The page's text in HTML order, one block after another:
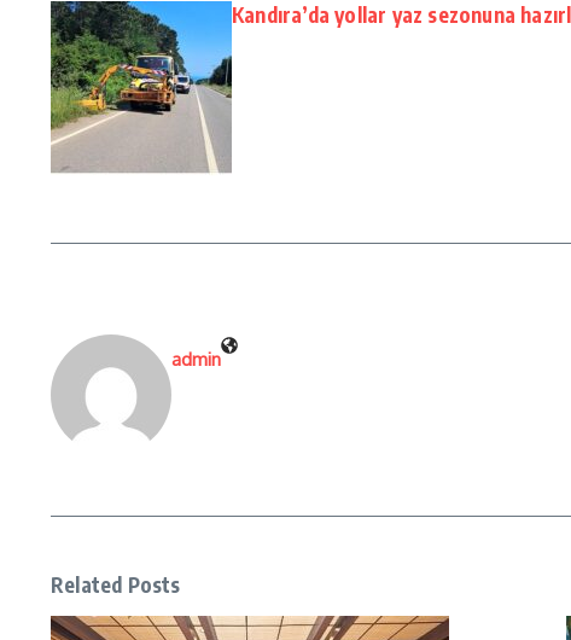
Kandıra’da yollar yaz sezonuna
admin
Related Posts